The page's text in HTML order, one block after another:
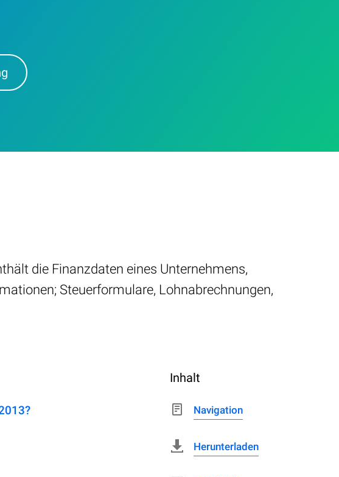
die Finanzdaten eines Unternehmens,
Steuerformulare, Lohnabrechnungen,
Inhalt
Navigation
Herunterladen